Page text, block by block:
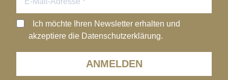
ANMELDEN
Ich möchte Ihren Newsletter erhalten und
akzeptiere die Datenschutzerklärung.